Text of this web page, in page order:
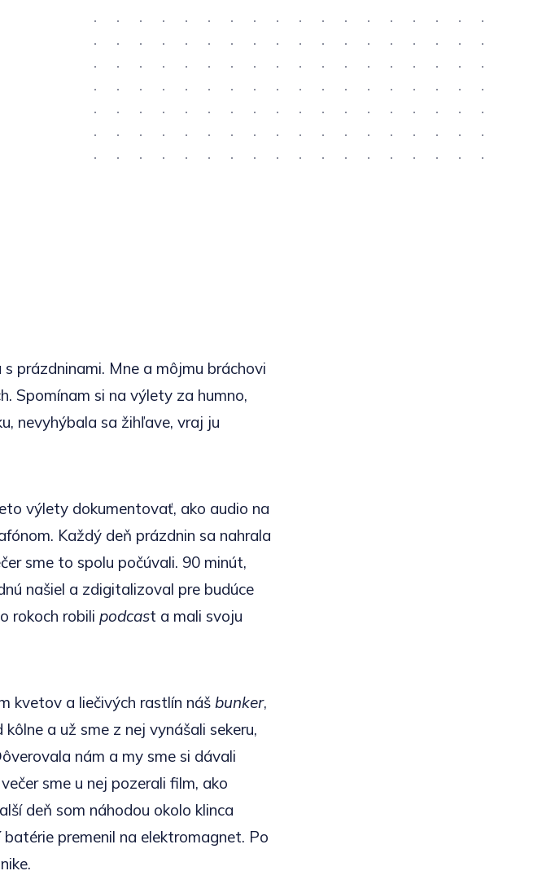
prázdninami. Mne a môjmu bráchovi
Spomínam si na výlety za humno,
nevyhýbala sa žihľave, vraj ju
výlety dokumentovať, ako audio na
Každý deň prázdnin sa nahrala
sme to spolu počúvali. 90 minút,
našiel a zdigitalizoval pre budúce
rokoch robili podcast a mali svoju
kvetov a liečivých rastlín náš bunker,
a už sme z nej vynášali sekeru,
nám a my sme si dávali
sme u nej pozerali film, ako
deň som náhodou okolo klinca
premenil na elektromagnet. Po